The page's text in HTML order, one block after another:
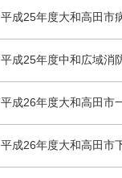
平成25年度大和高田市
平成25年度中和広域消
平成26年度大和高田市
平成26年度大和高田市